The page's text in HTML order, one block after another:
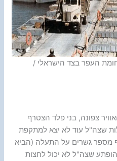
העפר בצד הישראלי /
צפונה, בני פלד הצטרף
שצה"ל עוד לא יצא למתקפת
מספר גשרים על התעלה (הביא
שצה"ל לא יכול לחצות